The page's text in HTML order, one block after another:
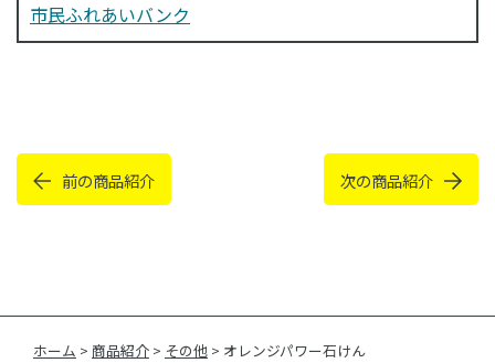
市民ふれあいバンク
前の商品紹介 次の商品紹介
ホーム > 商品紹介 > その他 > オレンジパワー石けん